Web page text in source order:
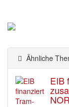
Ähnliche
EIB